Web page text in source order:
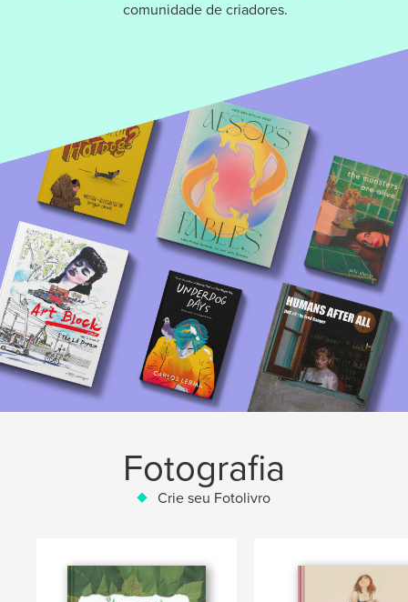
comunidade de criadores.
Fotografia
Crie seu Fotolivro